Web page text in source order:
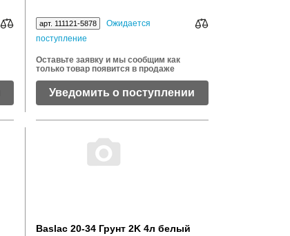
арт. 111121-5878
Ожидается
поступление
Оставьте заявку и мы сообщим как
только товар появится в продаже
Уведомить о поступлении
Baslac 20-34 Грунт 2K 4л белый